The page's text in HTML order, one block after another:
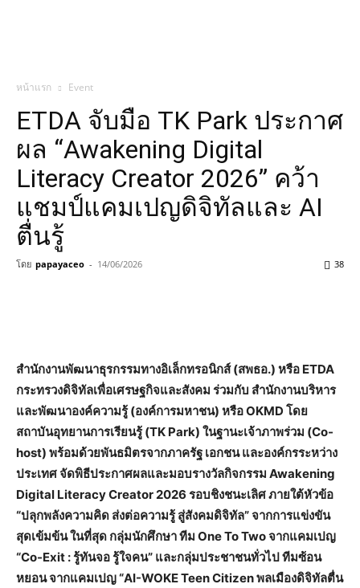
หน้าแรก Event
ETDA จับมือ TK Park ประกาศ
ผล “Awakening Digital
Literacy Creator 2026” คว้า
แชมป์แคมเปญดิจิทัลและ AI
ตื่นรู้
โดย papayaceo - 14/06/2026 38
สำนักงานพัฒนาธุรกรรมทางอิเล็กทรอนิกส์ (สพธอ.) หรือ ETDA
กระทรวงดิจิทัลเพื่อเศรษฐกิจและสังคม ร่วมกับ สำนักงานบริหาร
และพัฒนาองค์ความรู้ (องค์การมหาชน) หรือ OKMD โดย
สถาบันอุทยานการเรียนรู้ (TK Park) ในฐานะเจ้าภาพร่วม (Co-
host) พร้อมด้วยพันธมิตรจากภาครัฐ เอกชน และองค์กรระหว่าง
ประเทศ จัดพิธีประกาศผลและมอบรางวัลกิจกรรม Awakening
Digital Literacy Creator 2026 รอบชิงชนะเลิศ ภายใต้หัวข้อ
“ปลุกพลังความคิด ส่งต่อความรู้ สู่สังคมดิจิทัล” จากการแข่งขัน
สุดเข้มข้น ในที่สุด กลุ่มนักศึกษา ทีม One To Two จากแคมเปญ
“Co-Exit : รู้ทันจอ รู้ใจคน” และกลุ่มประชาชนทั่วไป ทีมซ้อน
หยอน จากแคมเปญ “AI-WOKE Teen Citizen พลเมืองดิจิทัลตื่น